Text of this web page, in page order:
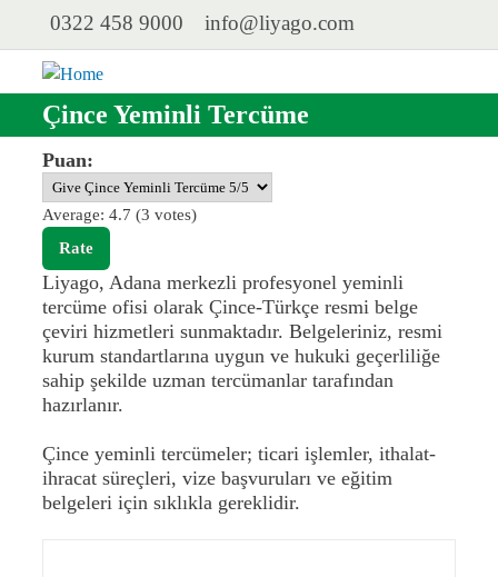
Skip to main content
0322 458 9000 info@liyago.com
Liyago
Çince Yeminli Tercüme
Puan:
Average: 4.7 (3 votes)
Liyago, Adana merkezli profesyonel yeminli
tercüme ofisi olarak Çince-Türkçe resmi belge
çeviri hizmetleri sunmaktadır. Belgeleriniz, resmi
kurum standartlarına uygun ve hukuki geçerliliğe
sahip şekilde uzman tercümanlar tarafından
hazırlanır.
Çince yeminli tercümeler; ticari işlemler, ithalat-
ihracat süreçleri, vize başvuruları ve eğitim
belgeleri için sıklıkla gereklidir.